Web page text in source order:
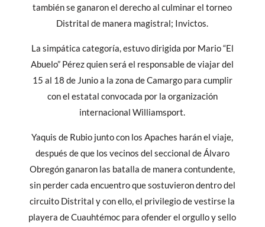
también se ganaron el derecho al culminar el torneo
Distrital de manera magistral; Invictos.
La simpática categoría, estuvo dirigida por Mario “El
Abuelo” Pérez quien será el responsable de viajar del
15 al 18 de Junio a la zona de Camargo para cumplir
con el estatal convocada por la organización
internacional Williamsport.
Yaquis de Rubio junto con los Apaches harán el viaje,
después de que los vecinos del seccional de Álvaro
Obregón ganaron las batalla de manera contundente,
sin perder cada encuentro que sostuvieron dentro del
circuito Distrital y con ello, el privilegio de vestirse la
playera de Cuauhtémoc para ofender el orgullo y sello